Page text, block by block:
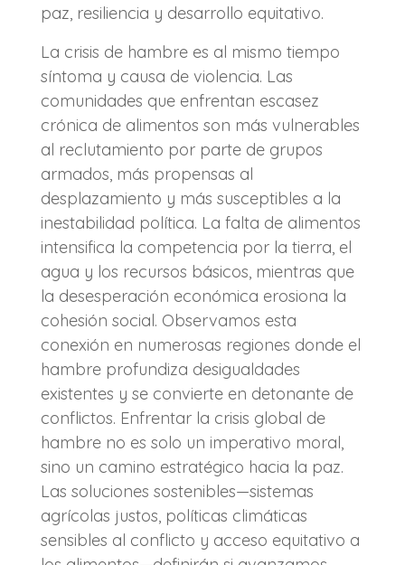
paz, resiliencia y desarrollo equitativo.
La crisis de hambre es al mismo tiempo
síntoma y causa de violencia. Las
comunidades que enfrentan escasez
crónica de alimentos son más vulnerables
al reclutamiento por parte de grupos
armados, más propensas al
desplazamiento y más susceptibles a la
inestabilidad política. La falta de alimentos
intensifica la competencia por la tierra, el
agua y los recursos básicos, mientras que
la desesperación económica erosiona la
cohesión social. Observamos esta
conexión en numerosas regiones donde el
hambre profundiza desigualdades
existentes y se convierte en detonante de
conflictos. Enfrentar la crisis global de
hambre no es solo un imperativo moral,
sino un camino estratégico hacia la paz.
Las soluciones sostenibles—sistemas
agrícolas justos, políticas climáticas
sensibles al conflicto y acceso equitativo a